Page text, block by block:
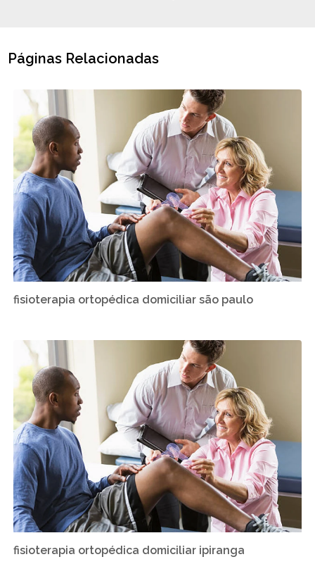
Páginas Relacionadas
fisioterapia ortopédica domiciliar são paulo
fisioterapia ortopédica domiciliar ipiranga